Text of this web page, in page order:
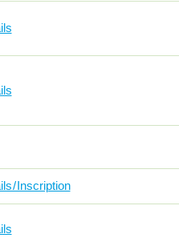
/ Inscription